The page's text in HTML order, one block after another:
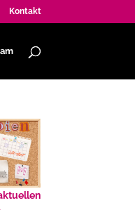
Kontakt